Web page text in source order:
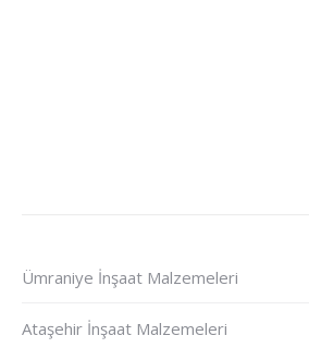
Ümraniye İnşaat Malzemeleri
Ataşehir İnşaat Malzemeleri